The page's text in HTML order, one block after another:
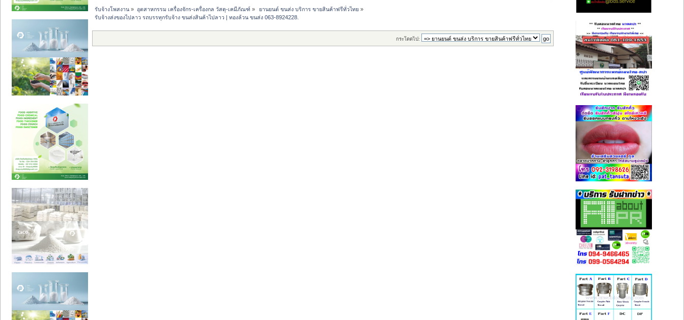
รับจ้างโพสงาน » อุตสาหกรรม เครื่องจักร-เครื่องกล วัสดุ-เคมีภัณฑ์ » ยานยนต์ ขนส่ง บริการ ขายสินค้าฟรีทั่วไทย»
รับจ้างส่งของไปลาว รถบรรทุกรับจ้าง ขนส่งสินค้าไปลาว | ทองล้วน ขนส่ง 063-8924228.
กระโดดไป: